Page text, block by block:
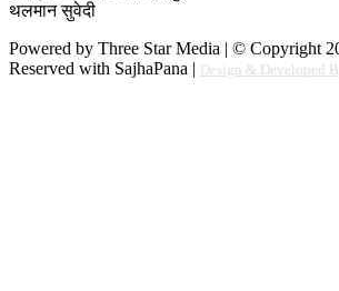
थलमान सुवेदी
Powered by Three Star Media | © Copyright
Reserved with SajhaPana | Design & Developed